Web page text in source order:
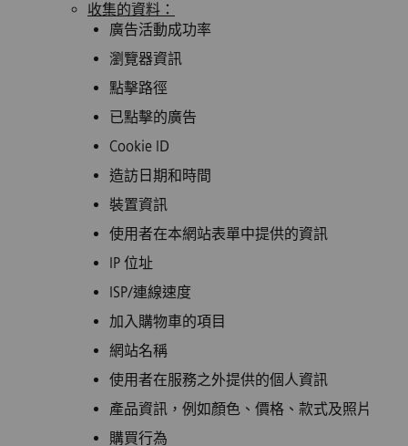
收集的資料：
廣告活動成功率
瀏覽器資訊
點擊路徑
已點擊的廣告
Cookie ID
造訪日期和時間
裝置資訊
使用者在本網站表單中提供的資訊
IP 位址
ISP/連線速度
加入購物車的項目
網站名稱
使用者在服務之外提供的個人資訊
產品資訊，例如顏色、價格、款式及照片
購買行為